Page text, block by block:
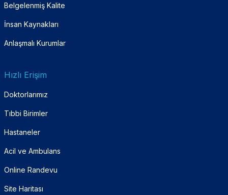
Belgelenmiş Kalite
İnsan Kaynakları
Anlaşmalı Kurumlar
Hızlı Erişim
Doktorlarımız
Tıbbi Birimler
Hastaneler
Acil ve Ambulans
Online Randevu
Site Haritası